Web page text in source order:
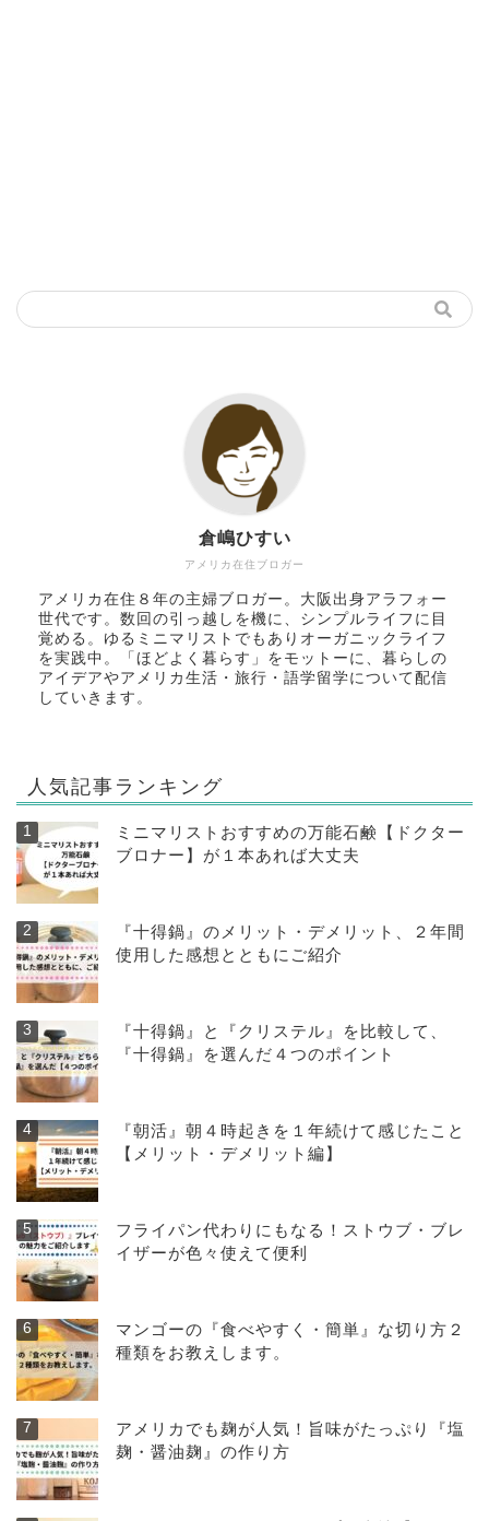
アメリカ在住ブロガー
倉嶋ひすい
アメリカ在住８年の主婦ブロガー。大阪出身アラフォー
世代です。数回の引っ越しを機に、シンプルライフに目
覚める。ゆるミニマリストでもありオーガニックライフ
を実践中。「ほどよく暮らす」をモットーに、暮らしの
アイデアやアメリカ生活・旅行・語学留学について配信
していきます。
人気記事ランキング
ミニマリストおすすめの万能石鹸【ドクター
ブロナー】が１本あれば大丈夫
『十得鍋』のメリット・デメリット、２年間
使用した感想とともにご紹介
『十得鍋』と『クリステル』を比較して、
『十得鍋』を選んだ４つのポイント
『朝活』朝４時起きを１年続けて感じたこと
【メリット・デメリット編】
フライパン代わりにもなる！ストウブ・ブレ
イザーが色々使えて便利
マンゴーの『食べやすく・簡単』な切り方２
種類をお教えします。
アメリカでも麹が人気！旨味がたっぷり『塩
麹・醤油麹』の作り方